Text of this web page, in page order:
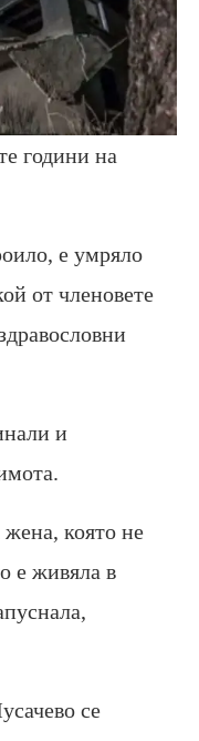
години на
е умряло
от членовете
и
жена, която не
е живяла в
се